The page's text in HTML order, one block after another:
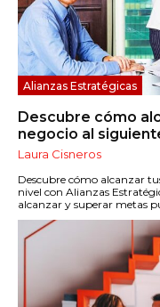
Alianzas Estratégicas
Descubre cómo
negocio al
Laura Cisneros
Descubre cómo alcanzar
nivel con Alianzas
alcanzar y superar metas